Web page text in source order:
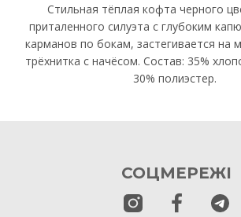
Стильная тёплая кофта черного
приталенного силуэта с глубоким
карманов по бокам, застегивается
трёхнитка с начёсом. Состав: 35%
30% полиэстер.
СОЦМЕРЕЖІ